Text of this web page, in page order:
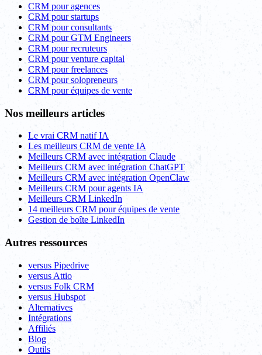
CRM pour agences
CRM pour startups
CRM pour consultants
CRM pour GTM Engineers
CRM pour recruteurs
CRM pour venture capital
CRM pour freelances
CRM pour solopreneurs
CRM pour équipes de vente
Nos meilleurs articles
Le vrai CRM natif IA
Les meilleurs CRM de vente IA
Meilleurs CRM avec intégration Claude
Meilleurs CRM avec intégration ChatGPT
Meilleurs CRM avec intégration OpenClaw
Meilleurs CRM pour agents IA
Meilleurs CRM LinkedIn
14 meilleurs CRM pour équipes de vente
Gestion de boîte LinkedIn
Autres ressources
versus Pipedrive
versus Attio
versus Folk CRM
versus Hubspot
Alternatives
Intégrations
Affiliés
Blog
Outils